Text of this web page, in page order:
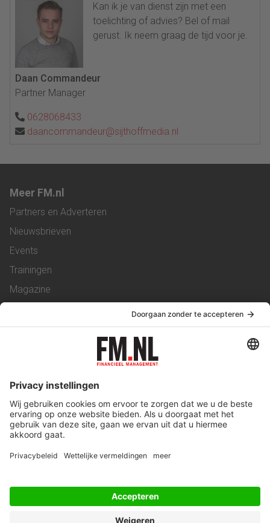
Kan ik je van dienst zijn met een
toelichting of advies? Bel of mail
gerust. Ik neem graag de tijd voor je.
Daan Commandeur
Partner Manager
0628068433
daancommandeur@sijthoffmedia.nl
Meer FM.nl
Partners en Adverteren
Nieuwsbrieven
Events
Trainingen
Magazine
Service & Contact
Werken bij ons
Privacy Statement
Algemene Voorwaarden